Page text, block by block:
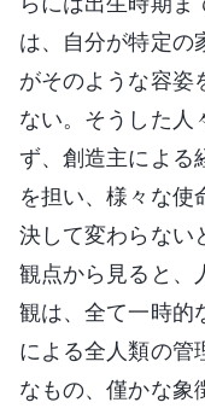
は、自分が特定の
がそのような容姿
ない。そうした人
ず、創造主による
を担い、様々な使
決して変わらない
観点から見ると、
観は、全て一時的
による全人類の管
なもの、僅かな象